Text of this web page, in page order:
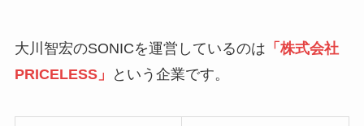
大川智宏のSONICを運営しているのは 「株式会社
PRICELESS」
という企業です。